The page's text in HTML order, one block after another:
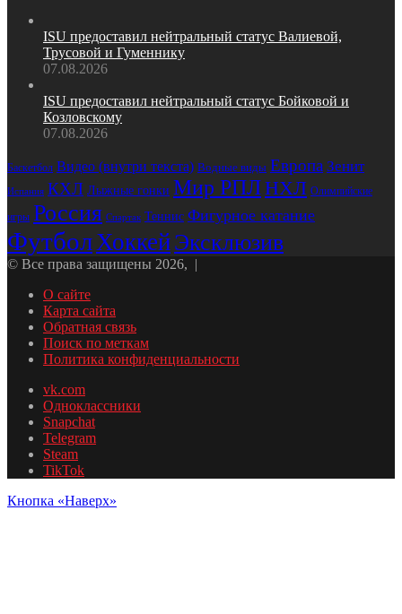
ISU предоставил нейтральный статус Валиевой,
Трусовой и Гуменнику
07.08.2026
ISU предоставил нейтральный статус Бойковой и
Козловскому
07.08.2026
Баскетбол Видео (внутри текста) Водные виды Европа Зенит
Испания КХЛ Лыжные гонки Мир РПЛНХЛ Олимпийские
игры Россия Спартак Теннис Фигурное катание
ФутболХоккейЭксклюзив
© Все права защищены 2026, |
О сайте
Карта сайта
Обратная связь
Поиск по меткам
Политика конфиденциальности
vk.com
Одноклассники
Snapchat
Telegram
Steam
TikTok
Кнопка «Наверх»